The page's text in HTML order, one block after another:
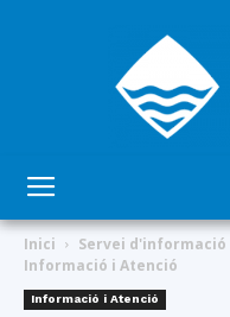
Inici
Servei d'informació
Informació i Atenció
Informació i Atenció